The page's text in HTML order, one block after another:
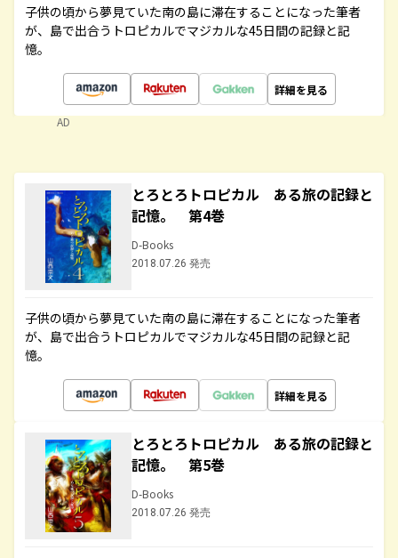
子供の頃から夢見ていた南の島に滞在することになった筆者
が、島で出合うトロピカルでマジカルな45日間の記録と記
憶。
詳細を見る
AD
とろとろトロピカル ある旅の記録と
記憶。 第4巻
D-Books
2018.07.26 発売
子供の頃から夢見ていた南の島に滞在することになった筆者
が、島で出合うトロピカルでマジカルな45日間の記録と記
憶。
詳細を見る
とろとろトロピカル ある旅の記録と
記憶。 第5巻
D-Books
2018.07.26 発売